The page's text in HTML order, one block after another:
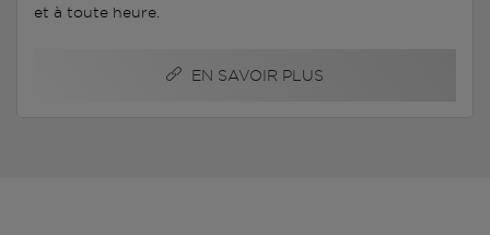
et à toute heure.
EN SAVOIR PLUS